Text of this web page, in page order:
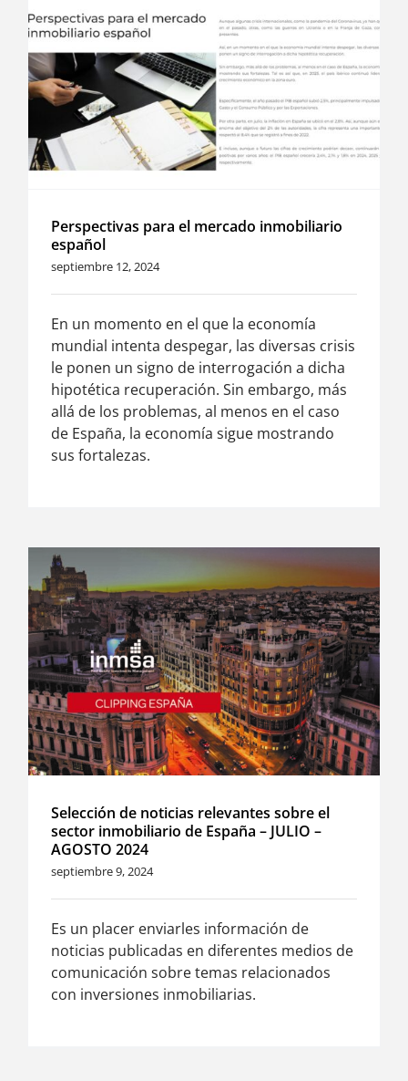
Perspectivas para el mercado inmobiliario
español
septiembre 12, 2024
En un momento en el que la economía
mundial intenta despegar, las diversas crisis
le ponen un signo de interrogación a dicha
hipotética recuperación. Sin embargo, más
allá de los problemas, al menos en el caso
de España, la economía sigue mostrando
sus fortalezas.
Selección de noticias relevantes sobre el
sector inmobiliario de España – JULIO –
AGOSTO 2024
septiembre 9, 2024
Es un placer enviarles información de
noticias publicadas en diferentes medios de
comunicación sobre temas relacionados
con inversiones inmobiliarias.